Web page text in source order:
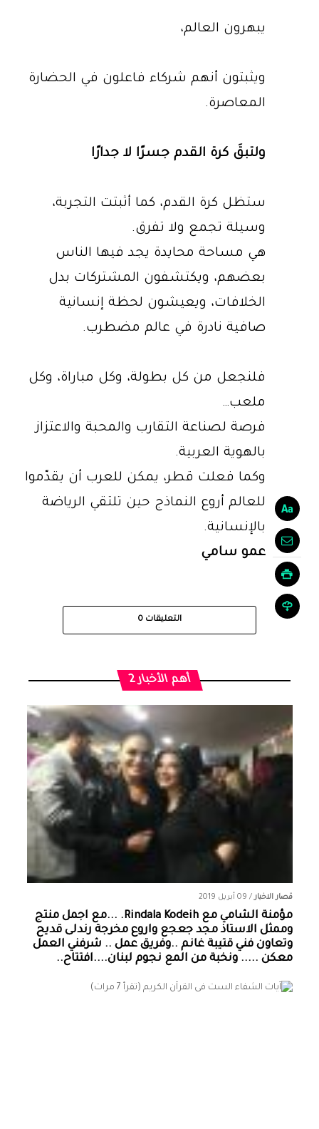
يبهرون العالم،
ويثبتون أنهم شركاء فاعلون في الحضارة
المعاصرة.
ولتبقَ كرة القدم جسرًا لا جدارًا
ستظل كرة القدم، كما أثبتت التجربة،
وسيلة تجمع ولا تفرق.
هي مساحة محايدة يجد فيها الناس
بعضهم، ويكتشفون المشتركات بدل
الخلافات، ويعيشون لحظة إنسانية
صافية نادرة في عالم مضطرب.
فلنجعل من كل بطولة، وكل مباراة، وكل
ملعب…
فرصة لصناعة التقارب والمحبة والاعتزاز
بالهوية العربية.
وكما فعلت قطر، يمكن للعرب أن يقدّموا
للعالم أروع النماذج حين تلتقي الرياضة
بالإنسانية.
عمو سامي
التعليقات 0
أهم الأخبار 2
قصار الاخبار/ 09 أبريل 2019
مؤمنة الشامي‏ مع ‏‎Rindala Kodeih‎‏. ...مع اجمل منتج
وممثل الاستاذ مجد جعجع واروع مخرجة رندلى قديح
وتعاون فني قتيبة غانم ..وفريق عمل .. شرفني العمل
معكن ..... ونخبة من المع نجوم لبنان....افتتاح..